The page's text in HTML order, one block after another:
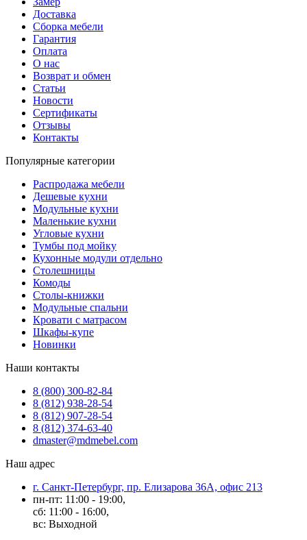
Доставка
Сборка мебели
Гарантия
Оплата
О нас
Возврат и обмен
Статьи
Новости
Сертификаты
Отзывы
Контакты
Популярные категории
Распродажа мебели
Дешевые кухни
Модульные кухни
Маленькие кухни
Угловые кухни
Тумбы под мойку
Кухонные модули отдельно
Столешницы
Комоды
Столы-книжки
Модульные спальни
Кровати с матрасом
Шкафы-купе
Новинки
Наши контакты
8 (800) 300-82-84
8 (812) 938-28-54
8 (812) 907-28-54
8 (812) 374-63-40
dmaster@mdmebel.com
Наш адрес
г. Санкт-Петербург, пр. Елизарова 36А, офис 213
пн-пт: 11:00 - 19:00,
сб: 11:00 - 16:00,
вс: Выходной